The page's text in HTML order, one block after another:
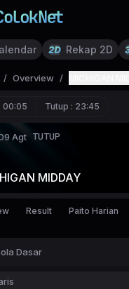
Rekap 2D
/ Overview /
00:05 Tutup : 23:45
Agt TUTUP
MIDDAY
Result Paito Harian
Dasar